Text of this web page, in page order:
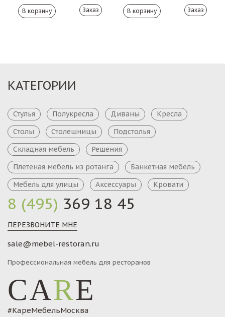
Заказ Заказ
8 (495) 369 18 45
ПЕРЕЗВОНИТЕ МНЕ
sale@mebel-restoran.ru
Профессиональная мебель для ресторанов
CARE
#КареМебельМосква
КАТЕГОРИИ
Стулья Полукресла Диваны
Кресла
Столы
Столешницы
Подстолья
Складная мебель
Решения
Плетеная мебель из ротанга
Банкетная мебель
Мебель для улицы
Аксессуары Кровати